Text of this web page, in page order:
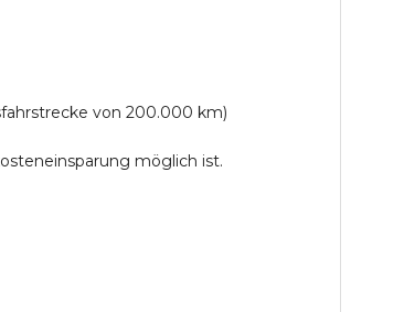
von 200.000 km)
möglich ist.